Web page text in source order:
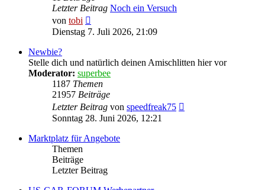
Letzter Beitrag Noch ein Versuch
von tobi
Beitrag
Dienstag 7. Juli 2026, 21:09
Newbie?
Stelle dich und natürlich deinen Amischlitten hier vor
Moderator: superbee
1187 Themen
21957 Beiträge
Letzter Beitrag von speedfreak75
Sonntag 28. Juni 2026, 12:21
Marktplatz für Angebote
Themen
Beiträge
Letzter Beitrag